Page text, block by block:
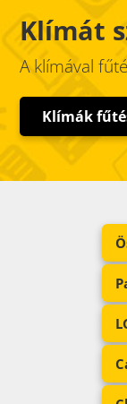
Klímát
A klímával
Klímák